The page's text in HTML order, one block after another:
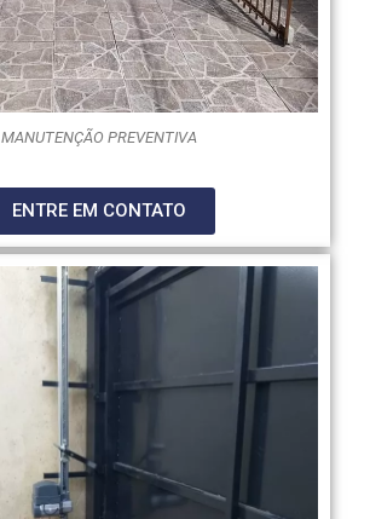
MANUTENÇÃO PREVENTIVA
ENTRE EM CONTATO